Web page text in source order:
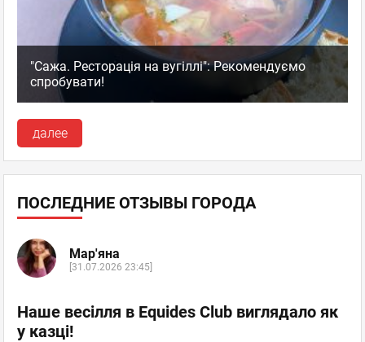
"Сажа. Ресторація на вугіллі": Рекомендуємо
спробувати!
далее
ПОСЛЕДНИЕ ОТЗЫВЫ ГОРОДА
Мар'яна
[31.07.2026 23:45]
Наше весілля в Equides Club виглядало як
у казці!